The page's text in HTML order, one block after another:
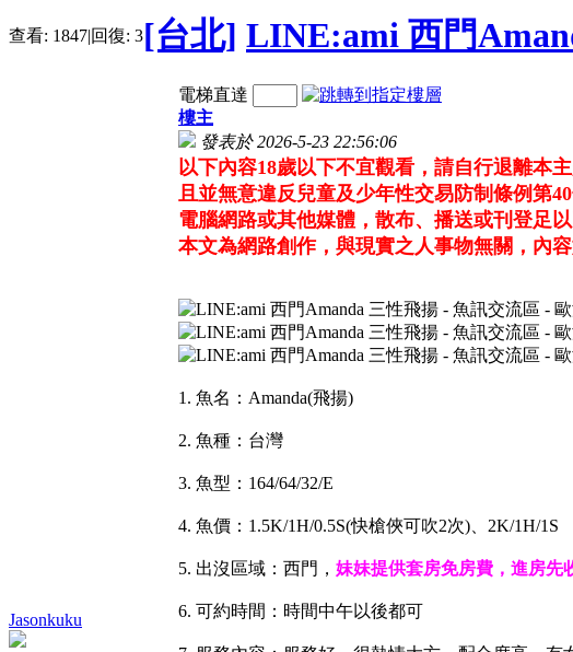
查看: 1847|回復: 3[台北] LINE:ami 西門
Jasonkuku
電梯直達
樓主
發表於 2026-5-23 22:56:06
以下內容18歲以下不宜觀看，請自行退離本
且並無意違反兒童及少年性交易防制條例第
電腦網路或其他媒體，散布、播送或刊登足
本文為網路創作，與現實之人事物無關，內
1. 魚名：Amanda(飛揚)
2. 魚種：台灣
3. 魚型：164/64/32/E
4. 魚價：1.5K/1H/0.5S(快槍俠可吹2次)、2K/1H/1S
5. 出沒區域：西門， 妹妹提供套房免房費，進房先
6. 可約時間：時間中午以後都可